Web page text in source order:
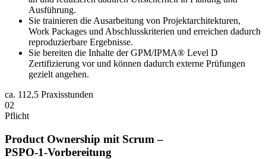
Ausführung.
Sie trainieren die Ausarbeitung von Projektarchitekturen,
Work Packages und Abschlusskriterien und erreichen dadurch
reproduzierbare Ergebnisse.
Sie bereiten die Inhalte der GPM/IPMA® Level D
Zertifizierung vor und können dadurch externe Prüfungen
gezielt angehen.
ca. 112,5 Praxisstunden
02
Pflicht
Product Ownership mit Scrum –
PSPO‑1‑Vorbereitung